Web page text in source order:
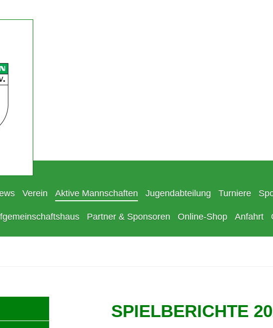
Verein Aktive Mannschaften Jugendabteilung Turniere
Partner & Sponsoren Online-Shop Anfahrt
SPIELBERICHTE